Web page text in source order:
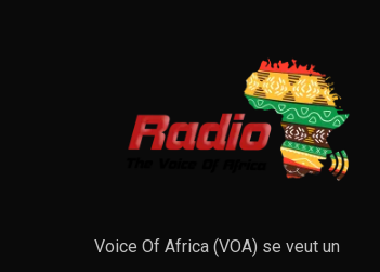
Voice Of Africa (VOA) se veut un